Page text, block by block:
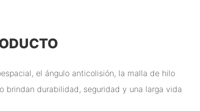
el ángulo anticolisión, la malla de hilo
brindan durabilidad, seguridad y una larga vida